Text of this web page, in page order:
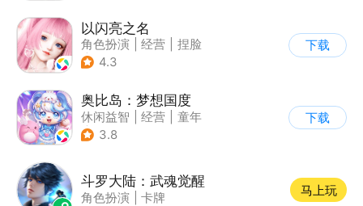
以闪亮之名
角色扮演 经营
捏脸
| 二次元
4.3
下载
奥比岛：梦想国度
休闲益智 经营
童年
| 萌系
3.8
下载
斗罗大陆：武魂觉醒
角色扮演 卡牌
马上玩